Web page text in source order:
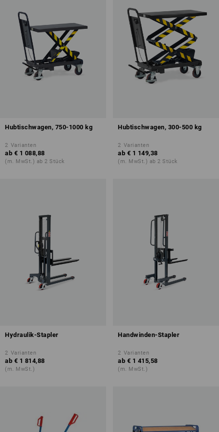
Hubtischwagen, 750-1000 kg
2 Varianten
ab € 1 088,88
(m. MwSt.) ab 2 Stück
Hubtischwagen, 300-500 kg
2 Varianten
ab € 1 149,38
(m. MwSt.) ab 2 Stück
Hydraulik-Stapler
2 Varianten
ab € 1 814,88
(m. MwSt.)
Handwinden-Stapler
2 Varianten
ab € 1 415,58
(m. MwSt.)